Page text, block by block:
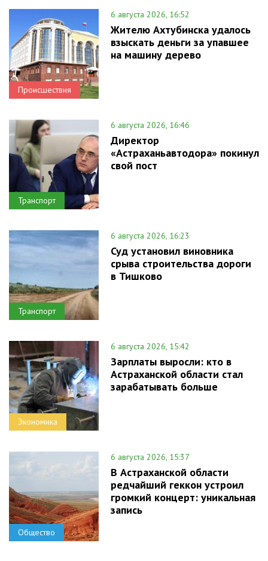
Происшествия
6 августа 2026, 16:52
Жителю Ахтубинска удалось
взыскать деньги за упавшее
на машину дерево
Транспорт
6 августа 2026, 16:46
Директор
«Астраханьавтодора» покинул
свой пост
Транспорт
6 августа 2026, 16:23
Суд установил виновника
срыва строительства дороги
в Тишково
Экономика
6 августа 2026, 15:42
Зарплаты выросли: кто в
Астраханской области стал
зарабатывать больше
Общество
6 августа 2026, 15:37
В Астраханской области
редчайший геккон устроил
громкий концерт: уникальная
запись